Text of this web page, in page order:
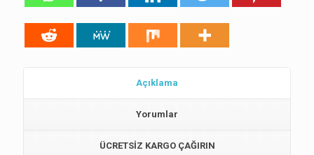
Açıklama
Yorumlar
ÜCRETSİZ KARGO ÇAĞIRIN